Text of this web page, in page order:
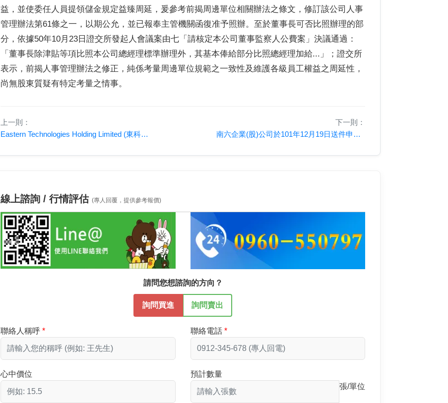
益，並使委任人員提領儲金規定益臻周延，爰參考前揭周邊單位相關辦法之條文，修訂該公司人事
管理辦法第61條之一，以期公允，並已報奉主管機關函復准予照辦。至於董事長可否比照辦理的部
分，依據50年10月23日證交所發起人會議案由七「請核定本公司董事監察人公費案」決議通過：
「董事長除津貼等項比照本公司總經理標準辦理外，其基本俸給部分比照總經理加給...」；證交所
表示，前揭人事管理辦法之修正，純係考量周邊單位規範之一致性及維護各級員工權益之周延性，
尚無股東質疑有特定考量之情事。
上一則：
Eastern Technologies Holding Limited (東科控股股份有限公司)
下一則：
南六企業(股)公司於101年12月19日送件申請股票上市
線上諮詢 / 行情評估(專人回覆，提供參考報價)
請問您想諮詢的方向？
詢問買進 詢問賣出
聯絡人稱呼 聯絡電話
心中價位
預計數量
張/單位